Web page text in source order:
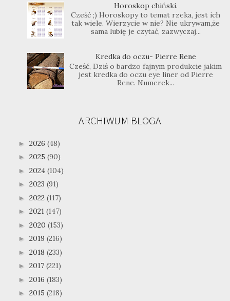
Horoskop chiński.
Cześć ;) Horoskopy to temat rzeka, jest ich
tak wiele. Wierzycie w nie? Nie ukrywam,że
sama lubię je czytać, zazwyczaj...
Kredka do oczu- Pierre Rene
Cześć, Dziś o bardzo fajnym produkcie jakim
jest kredka do oczu eye liner od Pierre
Rene. Numerek...
ARCHIWUM BLOGA
► 2026 (48)
► 2025 (90)
► 2024 (104)
► 2023 (91)
► 2022 (117)
► 2021 (147)
► 2020 (153)
► 2019 (216)
► 2018 (233)
► 2017 (221)
► 2016 (183)
► 2015 (218)